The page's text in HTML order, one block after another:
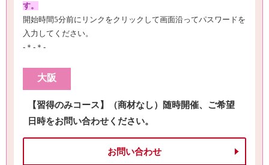
す。
開始時間5分前にリンクをクリックして画面沿ってパスワードを
入力してください。
-＊-＊-
大阪
【習得のみコース】（商材なし）随時開催、ご希望
日時をお問い合わせください。
お問い合わせ